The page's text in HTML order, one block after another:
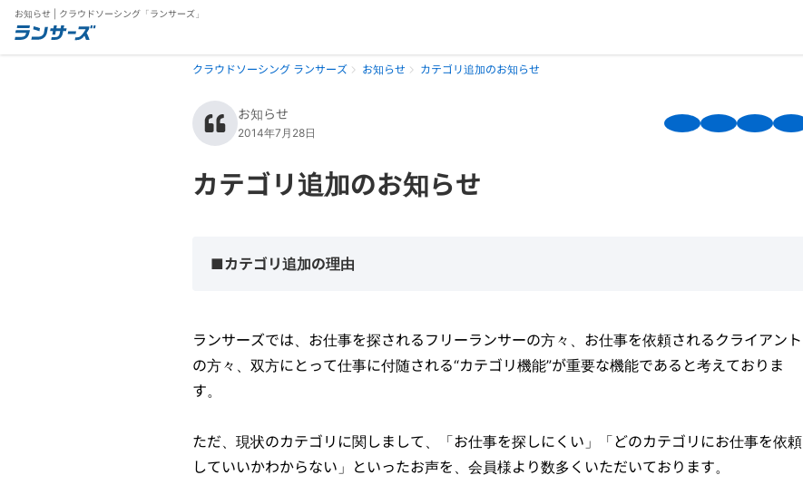
お知らせ | クラウドソーシング「ランサーズ」
クラウドソーシング ランサーズ お知らせ カテゴリ追加のお知らせ
お知らせ
2014年7月28日
カテゴリ追加のお知らせ
■カテゴリ追加の理由
ランサーズでは、お仕事を探されるフリーランサーの方々、お仕事を依頼されるクライアント
の方々、双方にとって仕事に付随される“カテゴリ機能”が重要な機能であると考えておりま
す。
ただ、現状のカテゴリに関しまして、「お仕事を探しにくい」「どのカテゴリにお仕事を依頼
していいかわからない」といったお声を、会員様より数多くいただいております。